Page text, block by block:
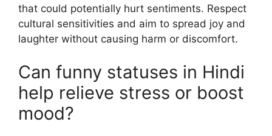
that could potentially hurt sentiments. Respect
cultural sensitivities and aim to spread joy and
laughter without causing harm or discomfort.
Can funny statuses in Hindi
help relieve stress or boost
mood?